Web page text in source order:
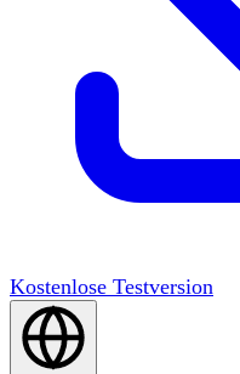
Kostenlose Testversion